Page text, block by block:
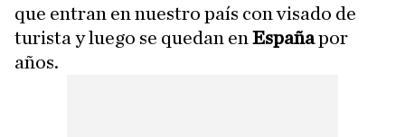
que entran en nuestro país con visado de
turista y luego se quedan en Españapor
años.